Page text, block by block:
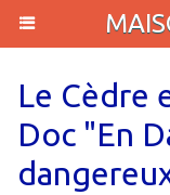
Le Cèdre
Doc "En